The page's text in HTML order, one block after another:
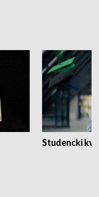
Studencki